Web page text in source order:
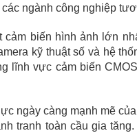
ngành công nghiệp
cảm biến hình ảnh lớn
kỹ thuật số và hệ
lĩnh vực cảm biến
ngày càng mạnh mẽ
tranh toàn cầu gia